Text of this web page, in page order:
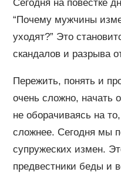
Сегодня на повестке
“Почему мужчины
уходят?” Это
скандалов и разрыва
Пережить, понять и
очень сложно, начать
не оборачиваясь на
сложнее. Сегодня мы
супружеских измен.
предвестники беды и